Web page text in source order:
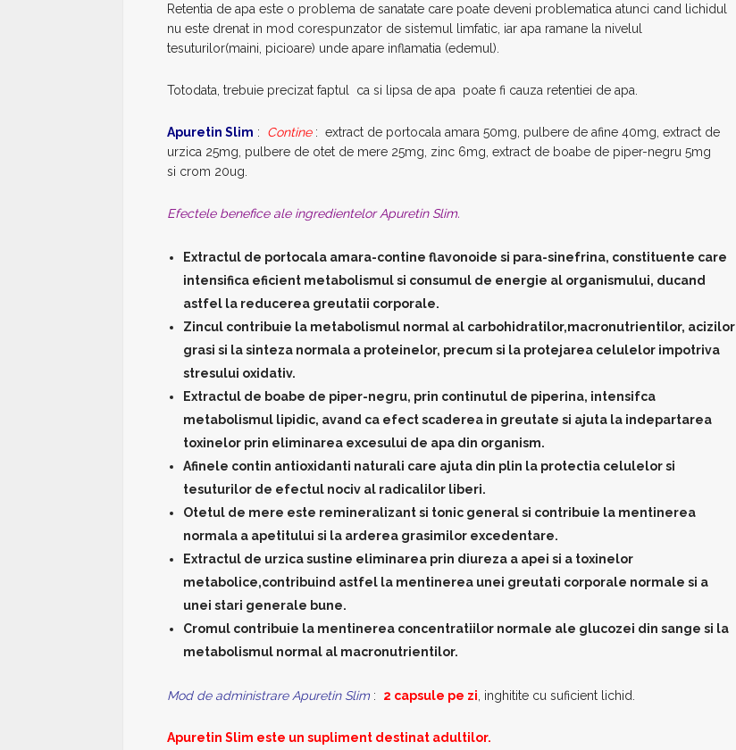
Retentia de apa este o problema de sanatate care poate deveni problematica atunci cand lichidul
nu este drenat in mod corespunzator de sistemul limfatic, iar apa ramane la nivelul
tesuturilor(maini, picioare) unde apare inflamatia (edemul).
Totodata, trebuie precizat faptul ca si lipsa de apa poate fi cauza retentiei de apa.
Apuretin Slim : Contine: extract de portocala amara 50mg, pulbere de afine 40mg, extract de
urzica 25mg, pulbere de otet de mere 25mg, zinc 6mg, extract de boabe de piper-negru 5mg
si crom 20ug.
Efectele benefice ale ingredientelor Apuretin Slim.
Extractul de portocala amara-contine flavonoide si para-sinefrina, constituente care
intensifica eficient metabolismul si consumul de energie al organismului, ducand
astfel la reducerea greutatii corporale.
Zincul contribuie la metabolismul normal al carbohidratilor,macronutrientilor, acizilor
grasi si la sinteza normala a proteinelor, precum si la protejarea celulelor impotriva
stresului oxidativ.
Extractul de boabe de piper-negru, prin continutul de piperina, intensifca
metabolismul lipidic, avand ca efect scaderea in greutate si ajuta la indepartarea
toxinelor prin eliminarea excesului de apa din organism.
Afinele contin antioxidanti naturali care ajuta din plin la protectia celulelor si
tesuturilor de efectul nociv al radicalilor liberi.
Otetul de mere este remineralizant si tonic general si contribuie la mentinerea
normala a apetitului si la arderea grasimilor excedentare.
Extractul de urzica sustine eliminarea prin diureza a apei si a toxinelor
metabolice,contribuind astfel la mentinerea unei greutati corporale normale si a
unei stari generale bune.
Cromul contribuie la mentinerea concentratiilor normale ale glucozei din sange si la
metabolismul normal al macronutrientilor.
Mod de administrare Apuretin Slim : 2 capsule pe zi , inghitite cu suficient lichid.
Apuretin Slim este un supliment destinat adultilor.